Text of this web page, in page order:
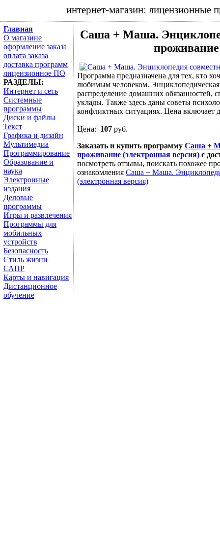
интернет-магазин:
Главная
О магазине
оформление заказа
оплата заказа
доставка программ
лицензионное ПО
РАЗДЕЛЫ:
Интернет и сеть
Системные
программы
Диски и файлы
Текст
Графика и дизайн
Мультимедиа
Программирование
Образование и
наука
Электронные
издания
Деловые
программы
Игры и развлечения
Программы для
мобильных
устройств
Безопасность
Стиль жизни
САПР
Карты и навигация
Дистанционное
обучение
Саша + Маша.
Программа предназначена для тех, кто
любимым человеком.
распределение домашних обязанностей,
уклады. Также здесь даны советы
конфликтных ситуациях. Цена включает
Цена: 107 руб.
Заказать и купить программу Саша +
проживание (электронная версия) с
посмотреть отзывы, поискать похожее
ознакомления Саша + Маша.
(электронная версия)